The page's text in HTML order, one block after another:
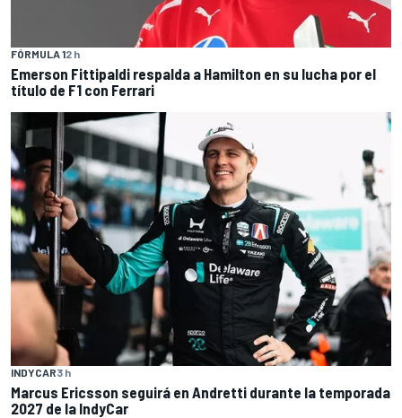
FÓRMULA 12 h
Emerson Fittipaldi respalda a Hamilton en su lucha por el
título de F1 con Ferrari
INDYCAR3 h
Marcus Ericsson seguirá en Andretti durante la temporada
2027 de la IndyCar